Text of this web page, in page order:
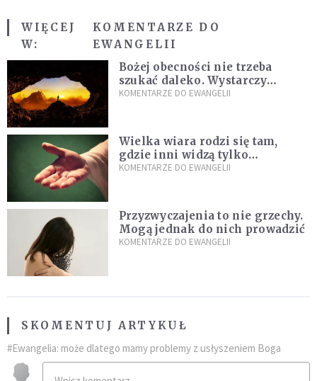
WIĘCEJ
W:
KOMENTARZE DO
EWANGELII
Bożej obecności nie trzeba
szukać daleko. Wystarczy
nauczyć się słuchać
KOMENTARZE DO EWANGELII
Wielka wiara rodzi się tam,
gdzie inni widzą tylko
przeszkody
KOMENTARZE DO EWANGELII
Przyzwyczajenia to nie grzechy.
Mogą jednak do nich prowadzić
KOMENTARZE DO EWANGELII
SKOMENTUJ ARTYKUŁ
#Ewangelia: może dlatego mamy problemy z usłyszeniem Boga